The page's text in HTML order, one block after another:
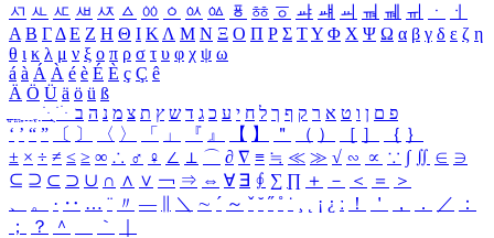
ㅺ ㅻ ㅼ ㅽ ㅾ ㅿ ㆀ ㆁ ㆂ ㆃ ㆄ ㆅ ㆆ ㆇ ㆈ ㆉ ㆊ ㆋ ㆌ ㆍ
ㆎ
Α Β ΓΔ Ε Ζ Η Θ Ι ΚΛ Μ Ν Ξ Ο Π Ρ Σ ΤΥ Φ Χ Ψ Ω α β γ δ ε ζ η
θ ι κ λ μ ν ξ ο π ρ σ τ υ φ χ ψ ω
á à Á À é è É È ç Ç ê
Ä Ö Ü ä ö ü ß
ִֶֹ ֻּ ׁׂ פ ם ן ו ט א ר ק ף ך ל ח י ע כ ג ד ש ץ ת צ מ נ ה ב
‘ ’ “ ” 〔 〕 〈 〉 「 」 『 』 【 】 ＂ （ ） ［ ］ ｛ ｝
± × ÷ ≠ ≤ ≥ ∞ ∴ ♂ ♀ ∠ ⊥ ⌒ ∂ ∇ ≡ ≒ ≪ ≫ √ ∽ ∝ ∵ ∫ ∬ ∈ ∋
⊆ ⊇ ⊂ ⊃ ∪ ∩ ∧ ∨ ￢ ⇒ ⇔ ∀ ∃ ∮ ∑ ∏ ＋ － ＜ ＝
＞
、
。 · ‥ … ¨ 〃 ― ＼ ∼ ´ ～ ˇ ˘ ˝ ˚ ˙ ¸ ¡ ¿ ː ！ ＇ ， ． ／
：
；
？ ＾ ｀